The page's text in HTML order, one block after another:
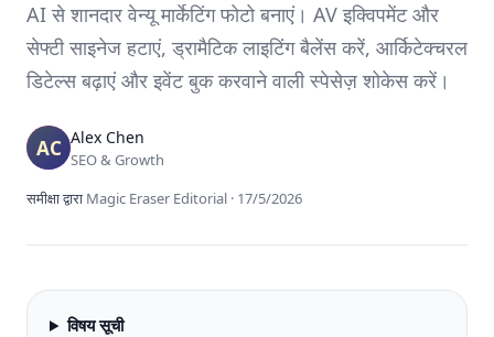
AI से शानदार वेन्यू मार्केटिंग फोटो बनाएं। AV इक्विपमेंट और
सेफ्टी साइनेज हटाएं, ड्रामैटिक लाइटिंग बैलेंस करें, आर्किटेक्चरल
डिटेल्स बढ़ाएं और इवेंट बुक करवाने वाली स्पेसेज़ शोकेस करें।
Alex Chen
SEO & Growth
समीक्षा द्वारा Magic Eraser Editorial · 17/5/2026
विषय सूची